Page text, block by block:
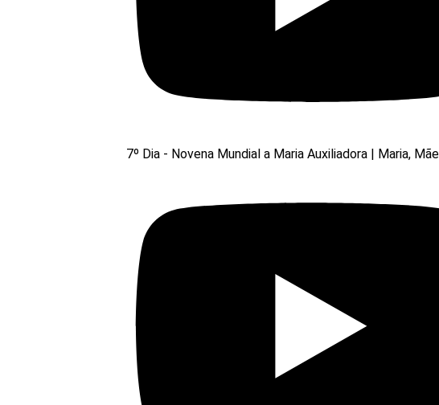
7º Dia - Novena Mundial a Maria Auxiliadora | Maria,